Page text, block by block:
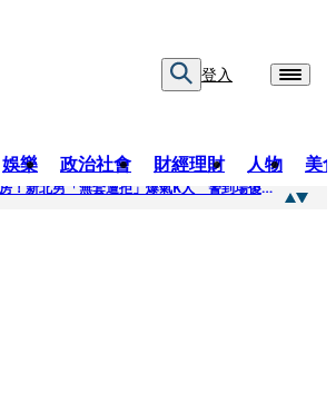
登入
娛樂 政治社會 財經理財 人物 美
帶小9歲女網友開房！新北男「無套遭拒」爆氣K人 警到場傻眼搜到手銬、改造槍